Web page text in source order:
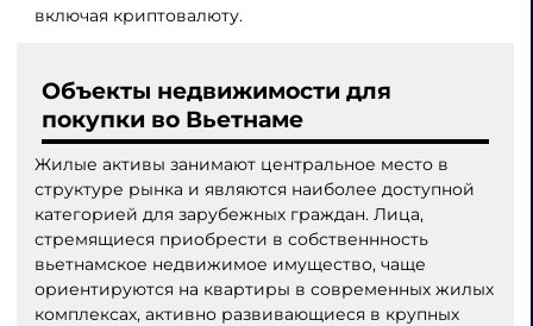
включая криптовалюту.
Объекты недвижимости для
покупки во Вьетнаме
Жилые активы занимают центральное место в
структуре рынка и являются наиболее доступной
категорией для зарубежных граждан. Лица,
стремящиеся приобрести в собственнность
вьетнамское недвижимое имущество, чаще
ориентируются на квартиры в современных жилых
комплексах, активно развивающиеся в крупных